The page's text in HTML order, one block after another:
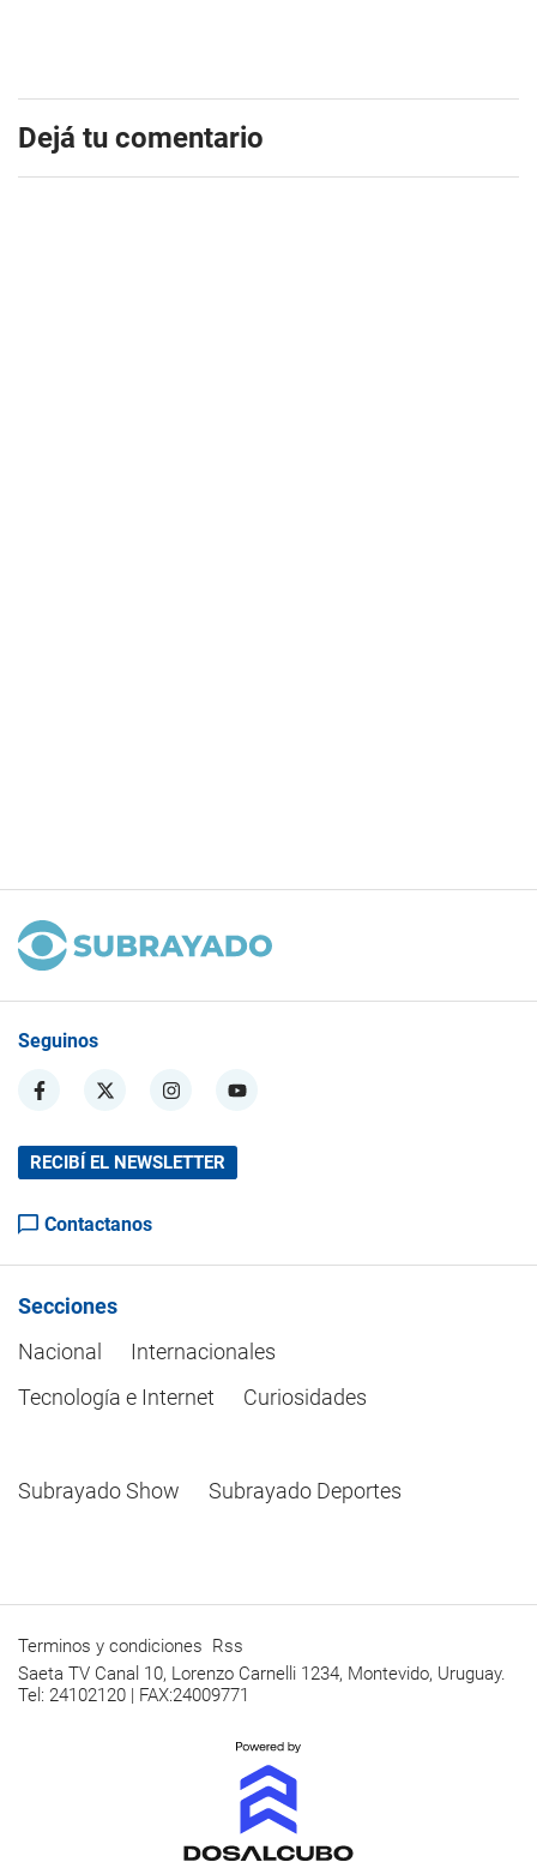
Dejá tu comentario
Seguinos
RECIBÍ EL NEWSLETTER
Contactanos
Secciones
Nacional
Internacionales
Tecnología e Internet
Curiosidades
Subrayado Show Subrayado Deportes
Terminos y condiciones Rss
Saeta TV Canal 10, Lorenzo Carnelli 1234, Montevido, Uruguay.
Tel: 24102120 | FAX:24009771